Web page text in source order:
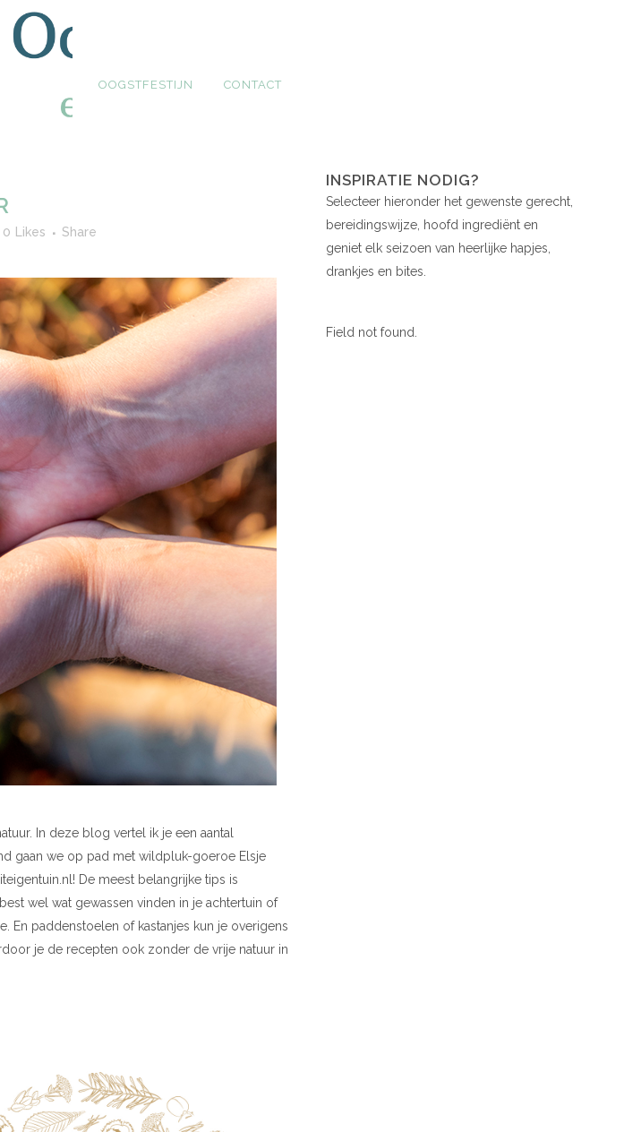
OOGSTFESTIJN CONTACT
0 Likes Share
In deze blog vertel ik je een aantal
gaan we op pad met wildpluk-goeroe Elsje
De meest belangrijke tips is
wel wat gewassen vinden in je achtertuin of
En paddenstoelen of kastanjes kun je overigens
je de recepten ook zonder de vrije natuur in
INSPIRATIE NODIG?
Selecteer hieronder het gewenste gerecht,
bereidingswijze, hoofd ingrediënt en
geniet elk seizoen van heerlijke hapjes,
drankjes en bites.
Field not found.